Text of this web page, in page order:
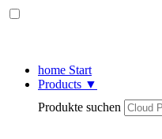
home Start
Products ▼
Produkte suchen